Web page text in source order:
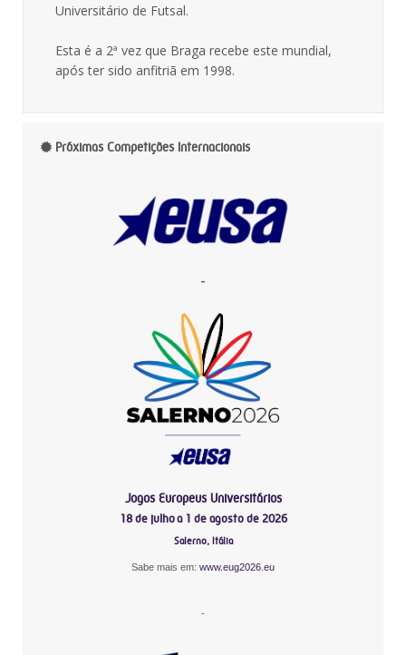
Universitário de Futsal.
Esta é a 2ª vez que Braga recebe este mundial,
após ter sido anfitriã em 1998.
Próximas Competições Internacionais
-
Jogos Europeus Universitários
18 de julho a 1 de agosto de 2026
Salerno, Itália
Sabe mais em: www.eug2026.eu
-